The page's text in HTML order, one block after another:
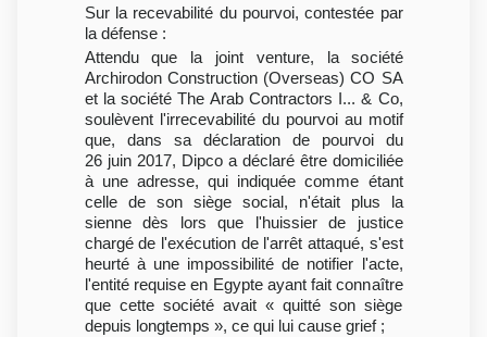
Sur la recevabilité du pourvoi, contestée par
la défense :
Attendu que la joint venture, la société
Archirodon Construction (Overseas) CO SA
et la société The Arab Contractors I... & Co,
soulèvent l'irrecevabilité du pourvoi au motif
que, dans sa déclaration de pourvoi du
26 juin 2017, Dipco a déclaré être domiciliée
à une adresse, qui indiquée comme étant
celle de son siège social, n'était plus la
sienne dès lors que l'huissier de justice
chargé de l'exécution de l'arrêt attaqué, s'est
heurté à une impossibilité de notifier l'acte,
l'entité requise en Egypte ayant fait connaître
que cette société avait « quitté son siège
depuis longtemps », ce qui lui cause grief ;